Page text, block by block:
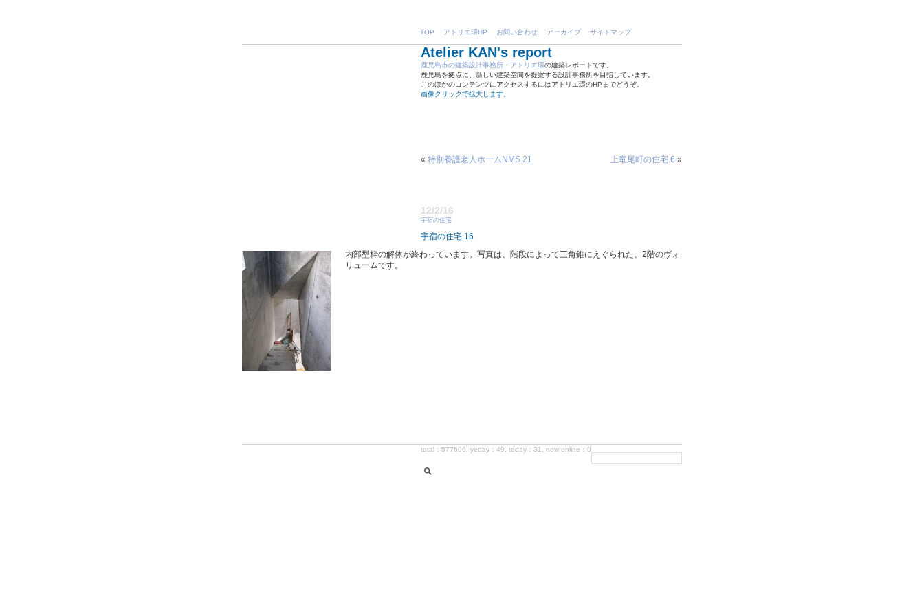
TOP アトリエ環HP お問い合わせ アーカイブ サイトマップ
Atelier KAN's report
鹿児島市の建築設計事務所・アトリエ環の建築レポートです。
鹿児島を拠点に、新しい建築空間を提案する設計事務所を目指しています。
このほかのコンテンツにアクセスするにはアトリエ環のHPまでどうぞ。
画像クリックで拡大します。
« 特別養護老人ホームNMS.21 上竜尾町の住宅.6 »
12/2/16
宇宿の住宅
宇宿の住宅.16
内部型枠の解体が終わっています。写真は、階段によって三角錐にえぐられた、2階のヴォ
リュームです。
total：577606, yeday：49, today：31, now online：0